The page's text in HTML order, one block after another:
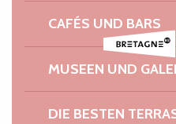
CAFÉS UND BARS
MUSEEN UND
DIE BESTEN